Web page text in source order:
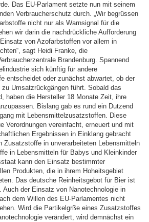
Das EU-Parlament setzte nun mit seinem
Verbraucherschutz durch. „Wir begrüssen
nicht nur als Warnsignal für die
wir darin die nachdrückliche Aufforderung
von Azofarbstoffen vor allem in
sagt Heidi Franke, die
Brandenburg. Spannend
sich künftig für andere
entscheidet oder zunächst abwartet, ob der
Umsatzrückgängen führt. Sobald das
haben die Hersteller 18 Monate Zeit, ihre
Bislang gab es rund ein Dutzend
mit Lebensmittelzusatzstoffen. Diese
Verordnungen vereinfacht, erneuert und mit
Ergebnissen in Einklang gebracht
Zusatzstoffe in unverarbeiteten Lebensmitteln
in Lebensmitteln für Babys und Kleinkinder
kann den Einsatz bestimmter
Produkten, die in ihrem Hoheitsgebiet
Das deutsche Reinheitsgebot für Bier ist
Auch der Einsatz von Nanotechnologie in
dem Willen des EU-Parlamentes nicht
Wird die Partikelgrße eines Zusatzstoffes
verändert, wird demnächst ein